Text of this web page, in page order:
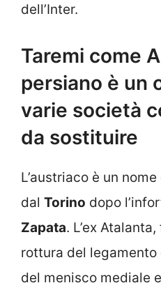
dell’Inter.
Taremi come
persiano è un
varie società
da sostituire
L’austriaco è un
dal Torino dopo
Zapata. L’ex
rottura del
del menisco mediale